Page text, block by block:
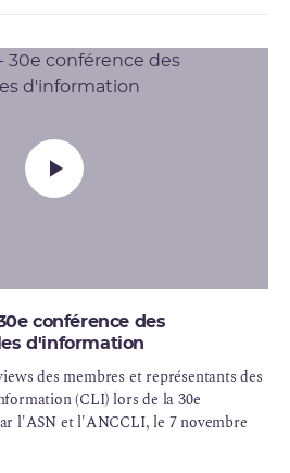
conférence des
d'information
des membres et représentants des
(CLI) lors de la 30e
l'ASN et l'ANCCLI, le 7 novembre